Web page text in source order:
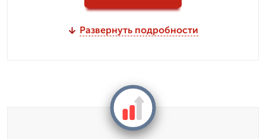
Развернуть подробности